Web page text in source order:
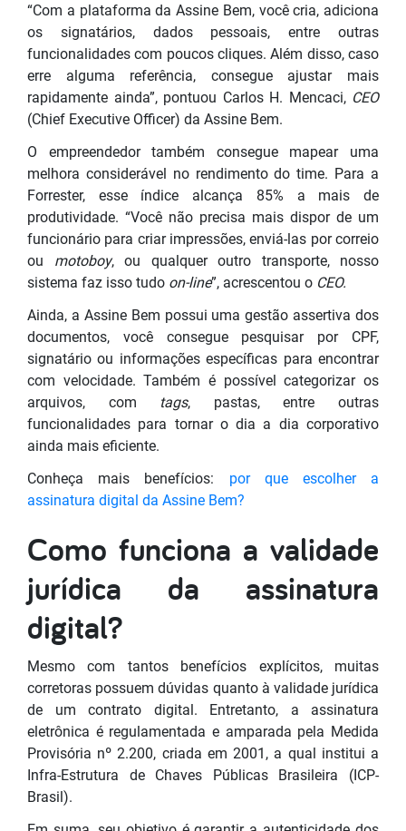
“Com a plataforma da Assine Bem, você cria, adiciona
os signatários, dados pessoais, entre outras
funcionalidades com poucos cliques. Além disso, caso
erre alguma referência, consegue ajustar mais
rapidamente ainda”, pontuou Carlos H. Mencaci, CEO
(Chief Executive Officer) da Assine Bem.
O empreendedor também consegue mapear uma
melhora considerável no rendimento do time. Para a
Forrester, esse índice alcança 85% a mais de
produtividade. “Você não precisa mais dispor de um
funcionário para criar impressões, enviá-las por correio
ou motoboy, ou qualquer outro transporte, nosso
sistema faz isso tudo on-line”, acrescentou o CEO.
Ainda, a Assine Bem possui uma gestão assertiva dos
documentos, você consegue pesquisar por CPF,
signatário ou informações específicas para encontrar
com velocidade. Também é possível categorizar os
arquivos, com tags, pastas, entre outras
funcionalidades para tornar o dia a dia corporativo
ainda mais eficiente.
Conheça mais benefícios: por que escolher a
assinatura digital da Assine Bem?
Como funciona a validade
jurídica da assinatura
digital?
Mesmo com tantos benefícios explícitos, muitas
corretoras possuem dúvidas quanto à validade jurídica
de um contrato digital. Entretanto, a assinatura
eletrônica é regulamentada e amparada pela Medida
Provisória nº 2.200, criada em 2001, a qual institui a
Infra-Estrutura de Chaves Públicas Brasileira (ICP-
Brasil).